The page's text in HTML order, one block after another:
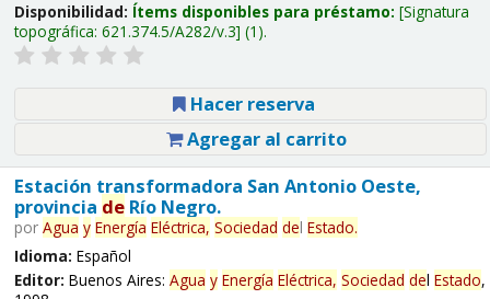
Disponibilidad: Ítems disponibles para préstamo: Signatura
topográfica: 621.374.5/A282/v.3 (1).
Hacer reserva
Agregar al carrito
Estación transformadora San Antonio Oeste,
provincia deRío Negro.
por Agua y Energía Eléctrica, Sociedad del Estado.
Idioma: Español
Editor: Buenos Aires: Agua y Energía Eléctrica, Sociedad del Estado,